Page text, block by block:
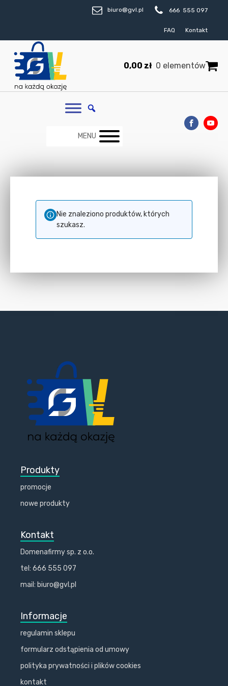
biuro@gvl.pl 666 555 097
FAQ Kontakt
0,00 zł 0 elementów
MENU
Nie znaleziono produktów, których
szukasz.
Produkty
promocje
nowe produkty
Kontakt
Domenafirmy sp. z o.o.
tel: 666 555 097
mail: biuro@gvl.pl
Informacje
regulamin sklepu
formularz odstąpienia od umowy
polityka prywatności i plików cookies
kontakt